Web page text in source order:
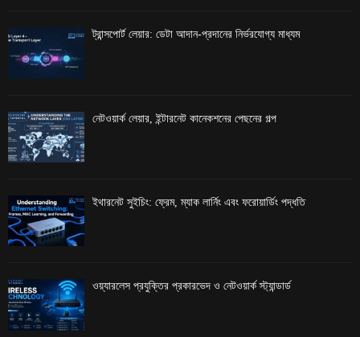
ট্রান্সপোর্ট লেয়ার: ডেটা আদান-প্রদানের নির্ভরযোগ্য মাধ্যম
নেটওয়ার্ক লেয়ার, ইন্টারনেট কানেকশনের পেছনের গল্প
ইথারনেট সুইচিং: ফ্রেম, ম্যাক লার্নিং এবং ফরোয়ার্ডিং পদ্ধতি
ওয়্যারলেস প্রযুক্তির প্রকারভেদ ও নেটওয়ার্ক স্ট্যান্ডার্ড